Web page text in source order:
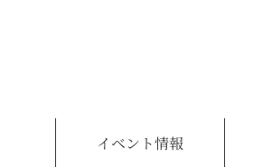
イベント情報